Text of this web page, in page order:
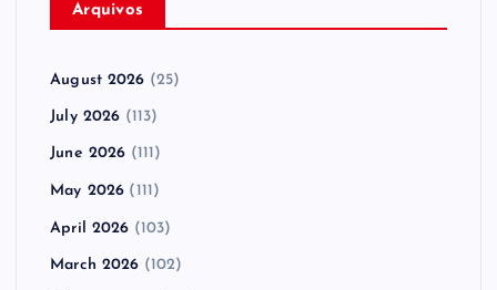
Arquivos
August 2026 (25)
July 2026 (113)
June 2026 (111)
May 2026 (111)
April 2026 (103)
March 2026 (102)